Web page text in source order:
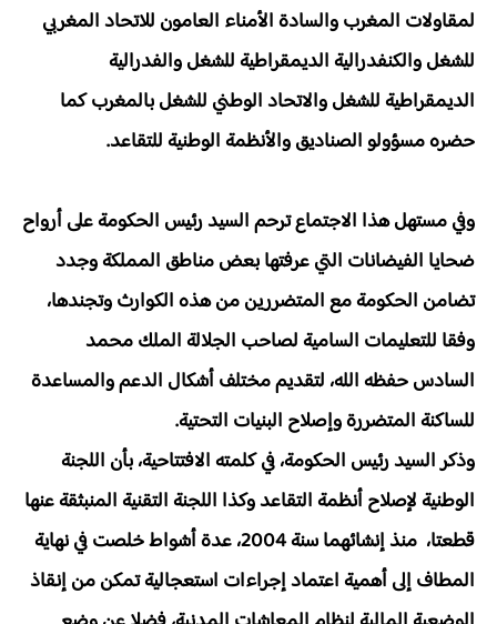
لمقاولات المغرب والسادة الأمناء العامون للاتحاد المغربي
للشغل والكنفدرالية الديمقراطية للشغل والفدرالية
الديمقراطية للشغل والاتحاد الوطني للشغل بالمغرب كما
حضره مسؤولو الصناديق والأنظمة الوطنية للتقاعد.
وفي مستهل هذا الاجتماع ترحم السيد رئيس الحكومة على أرواح
ضحايا الفيضانات التي عرفتها بعض مناطق المملكة وجدد
تضامن الحكومة مع المتضررين من هذه الكوارث وتجندها،
وفقا للتعليمات السامية لصاحب الجلالة الملك محمد
السادس حفظه الله، لتقديم مختلف أشكال الدعم والمساعدة
للساكنة المتضررة وإصلاح البنيات التحتية.
وذكر السيد رئيس الحكومة، في كلمته الافتتاحية، بأن اللجنة
الوطنية لإصلاح أنظمة التقاعد وكذا اللجنة التقنية المنبثقة عنها
قطعتا، منذ إنشائهما سنة 2004، عدة أشواط خلصت في نهاية
المطاف إلى أهمية اعتماد إجراءات استعجالية تمكن من إنقاذ